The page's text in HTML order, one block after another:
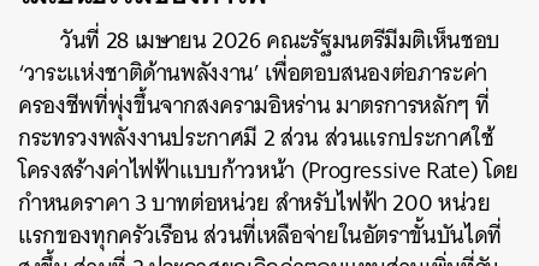
วันที่ 28 เมษายน 2026 คณะรัฐมนตรีมีมติเห็นชอบ
‘วาระแห่งชาติด้านพลังงาน’ เพื่อตอบสนองต่อภาระค่า
ครองชีพที่พุ่งขึ้นจากสงครามอิหร่าน มาตรการหลักๆ ที่
กระทรวงพลังงานประกาศมี 2 ส่วน ส่วนแรกประกาศใช้
โครงสร้างค่าไฟฟ้าแบบก้าวหน้า (Progressive Rate) โดย
กำหนดราคา 3 บาทต่อหน่วย สำหรับไฟฟ้า 200 หน่วย
แรกของทุกครัวเรือน ส่วนที่เหลือจ่ายในอัตราขั้นบันไดที่